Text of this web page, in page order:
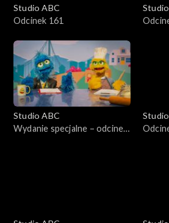
Studio ABC
Odcinek 161
Studio ABC
Wydanie specjalne – odcinek